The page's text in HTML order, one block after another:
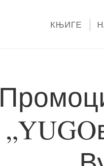
КЊИГЕ